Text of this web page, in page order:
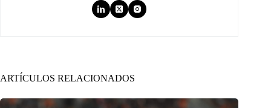
ARTÍCULOS RELACIONADOS